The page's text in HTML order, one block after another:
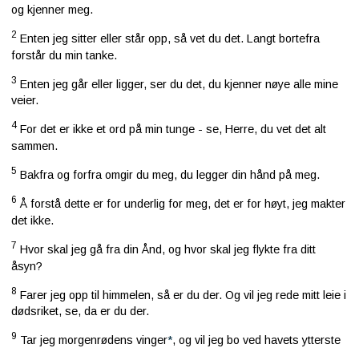
og kjenner meg.
2 Enten jeg sitter eller står opp, så vet du det. Langt bortefra
forstår du min tanke.
3 Enten jeg går eller ligger, ser du det, du kjenner nøye alle mine
veier.
4 For det er ikke et ord på min tunge - se, Herre, du vet det alt
sammen.
5 Bakfra og forfra omgir du meg, du legger din hånd på meg.
6 Å forstå dette er for underlig for meg, det er for høyt, jeg makter
det ikke.
7 Hvor skal jeg gå fra din Ånd, og hvor skal jeg flykte fra ditt
åsyn?
8 Farer jeg opp til himmelen, så er du der. Og vil jeg rede mitt leie i
dødsriket, se, da er du der.
9 Tar jeg morgenrødens vinger*, og vil jeg bo ved havets ytterste